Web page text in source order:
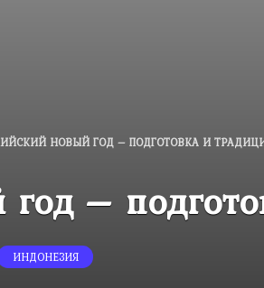
НОВЫЙ ГОД – ПОДГОТОВКА И
–
ИНДОНЕЗИЯ